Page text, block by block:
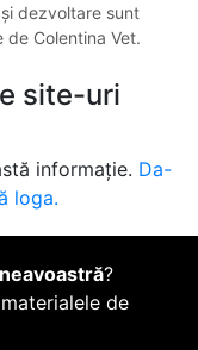
dezvoltare sunt
Colentina Vet.
site-uri
informație. Da-
loga.
?
de